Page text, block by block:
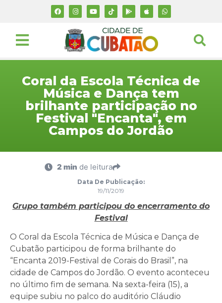
Coral da Escola Técnica de
Música e Dança tem
brilhante participação no
Festival "Encanta", em
Campos do Jordão
2 min de leitura
Data De Publicação:
19/11/2019
Grupo também participou do encerramento do
Festival
O Coral da Escola Técnica de Música e Dança de
Cubatão participou de forma brilhante do
“Encanta 2019-Festival de Corais do Brasil”, na
cidade de Campos do Jordão. O evento aconteceu
no último fim de semana. Na sexta-feira (15), a
equipe subiu no palco do auditório Cláudio